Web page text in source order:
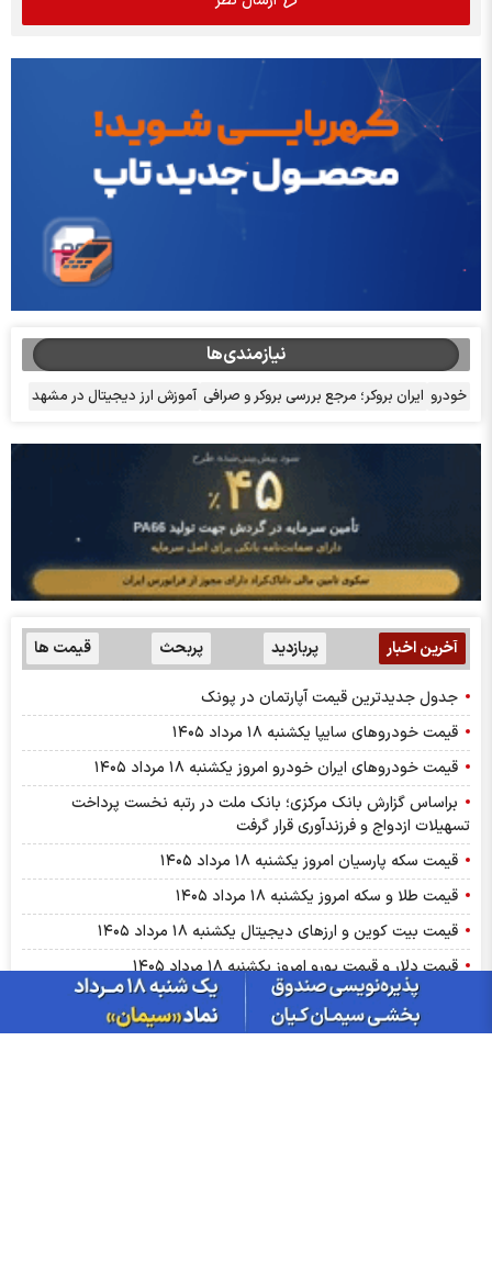
نیازمندی‌ها
خودرو ایران بروکر؛ مرجع بررسی بروکر و صرافی آموزش ارز دیجیتال در مشهد
آخرین اخبار پربازدید پربحث قیمت ها
جدول جدیدترین قیمت آپارتمان در پونک
قیمت خودرو‌های سایپا یکشنبه ۱۸ مرداد ۱۴۰۵
قیمت خودرو‌های ایران خودرو امروز یکشنبه ۱۸ مرداد ۱۴۰۵
براساس گزارش بانك مركزی؛ بانك ملت در رتبه نخست پرداخت
تسهیلات ازدواج و فرزندآوری قرار گرفت
قیمت سکه پارسیان امروز یکشنبه ۱۸ مرداد ۱۴۰۵
قیمت طلا و سکه امروز یکشنبه ۱۸ مرداد ۱۴۰۵
قیمت بیت کوین و ارز‌های دیجیتال یکشنبه ۱۸ مرداد ۱۴۰۵
قیمت دلار و قیمت یورو امروز یکشنبه ۱۸ مرداد ۱۴۰۵
اعلام قیمت بلیت اتوبوس مشهد در دهه آخر صفر
توقف ۴ نماد به دلیل افزایش قیمت ۵۰ درصدی